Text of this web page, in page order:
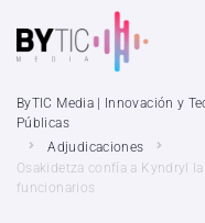
ByTIC Media | Innovación y
Públicas
Adjudicaciones
Osakidetza confía a Kyndryl
funcionarios